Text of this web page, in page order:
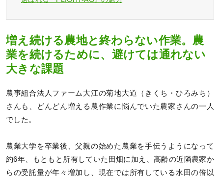
増え続ける農地と終わらない作業。農
業を続けるために、避けては通れない
大きな課題
農事組合法人ファーム大江の菊地大道（きくち・ひろみち）
さんも、どんどん増える農作業に悩んでいた農家さんの一人
でした。
農業大学を卒業後、父親の始めた農業を手伝うようになって
約6年、もともと所有していた田畑に加え、高齢の近隣農家か
らの受託量が年々増加し、現在では所有している水田の倍以